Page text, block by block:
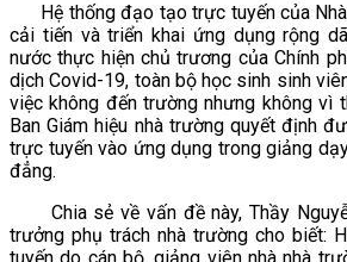
Hệ thống đạo tạo trực tuyến của
cải tiến và triển khai ứng dụng rộng
nước thực hiện chủ trương của Chính
dịch Covid-19, toàn bộ học sinh sinh
việc không đến trường nhưng không vì
Ban Giám hiệu nhà trường quyết định
trực tuyến vào ứng dụng trong giảng
đẳng.
Chia sẻ về vấn đề này, Thầy
trưởng phụ trách nhà trường cho biết: